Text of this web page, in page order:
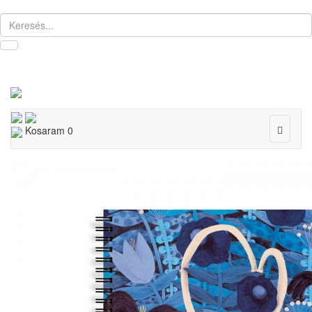
Toggle
Kosaram 0